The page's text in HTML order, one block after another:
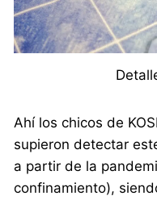
Ahí los chicos de
supieron detectar
a partir de la
confinamiento),